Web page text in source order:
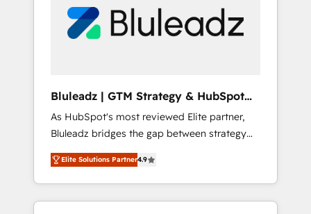
portal? We are built for the work.
部・グループ会社・部門が分立する組織で、デ
ータと業務プロセスのサイロ化を、CRMを軸と
ら、GTMの見える化・自動化まで。全Hub統合
運用、データ品質設計、グループ横断のCRM統
合に対応します。 2️⃣ AIエージェント組織構築
営業・マーケティング業務の一部をAIが自律実
行する組織への移行を設計・実装。Breeze・
Claude等をHubSpotと連携させ、役割定義・運
用ルール・成果指標まで含めて設計します。 3️⃣
Bluleadz | GTM Strategy & HubSpot
Implementation
As HubSpot's most reviewed Elite partner,
Bluleadz bridges the gap between strategy
and execution. We don't just "set up tools" —
we install the GTM Operating System (GTM
OS) to align your leadership and engineer a
portal that drives predictable revenue
Elite Solutions Partner4.9